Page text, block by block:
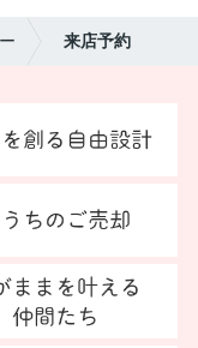
来店予約